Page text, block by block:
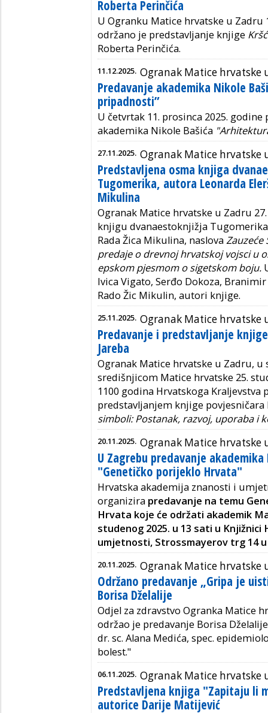
Roberta Perinčića
U Ogranku Matice hrvatske u Zadru
održano je predstavljanje knjige
Roberta Perinčića.
11.12.2025. Ogranak Matice hrvatske
Predavanje akademika Nikole
pripadnosti”
U četvrtak 11. prosinca 2025.
akademika Nikole Bašića "
27.11.2025. Ogranak Matice hrvatske
Predstavljena osma knjiga
Tugomerika, autora Leonarda
Mikulina
Ogranak Matice hrvatske u Zadru
knjigu dvanaestoknjižja
Rada Žica Mikulina, naslovaZauzeće
predaje o drevnoj hrvatskoj vojsci u
epskom pjesmom o sigetskom boju.
Ivica Vigato, Serđo Dokoza,
Rado Žic Mikulin, autori knjige.
25.11.2025. Ogranak Matice hrvatske
Predavanje i predstavljanje
Jareba
Ogranak Matice hrvatske u Zadru, u
središnjicom Matice hrvatske 25.
1100 godina Hrvatskoga
predstavljanjem knjige povjesničara
simboli: Postanak, razvoj, uporaba i
20.11.2025. Ogranak Matice hrvatske
U Zagrebu predavanje
"Genetičko porijeklo Hrvata"
Hrvatska akademija znanosti i
organizira predavanje na temu
Hrvata koje će održati akademik
studenog 2025. u 13 sati u
umjetnosti, Strossmayerov trg 14
20.11.2025. Ogranak Matice hrvatske
Održano predavanje „Gripa je
Borisa Dželalije
Odjel za zdravstvo Ogranka Matice
održao je predavanje Borisa
dr. sc. Alana Medića, spec.
bolest."
06.11.2025. Ogranak Matice hrvatske
Predstavljena knjiga "Zapitaju li
autorice Darije Matijević